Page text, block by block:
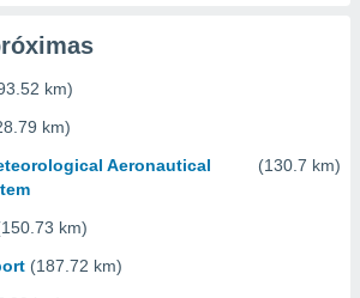
km)
km)
Aeronautical
(130.7 km)
km)
(187.72 km)